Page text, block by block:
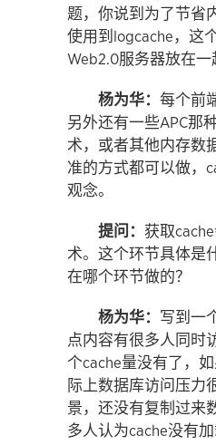
题，你说到为了节省
使用到logcache，这
Web2.0服务器放在一
杨为华： 每个前
另外还有一些APC那
术，或者其他内存数
准的方式都可以做，
观念。
提问： 获取
术。这个环节具体是
在哪个环节做的？
杨为华： 写到一
点内容有很多人同时
个cache量没有了，
际上数据库访问压力
景，还没有复制过来
多人认为cache没有